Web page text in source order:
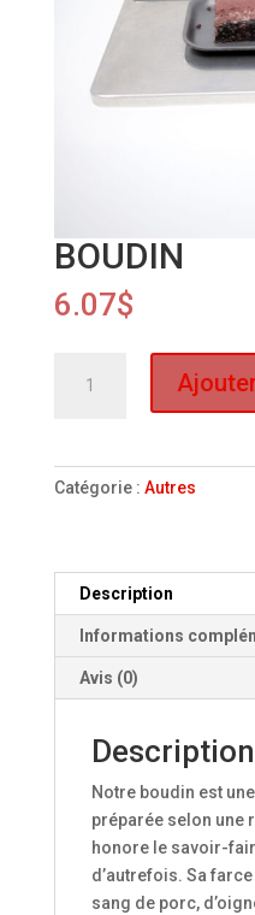
BOUDIN
6.07$
Catégorie : Autres
Description
Informations
Avis (0)
Description
Notre boudin est
préparée selon une
honore le savoir-
d’autrefois. Sa
sang de porc,